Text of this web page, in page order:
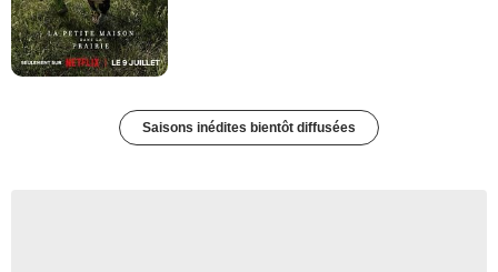
Saisons inédites bientôt diffusées